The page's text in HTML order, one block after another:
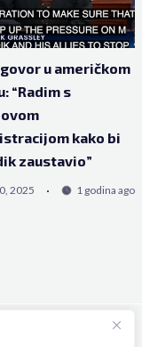
u američkom
“Radim s
kako bi
zaustavio”
2025 1 godina ago